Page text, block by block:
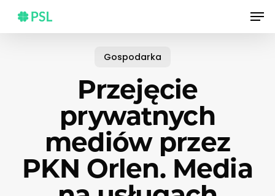
main
Gospodarka
Przejęcie
prywatnych
mediów przez
PKN Orlen. Media